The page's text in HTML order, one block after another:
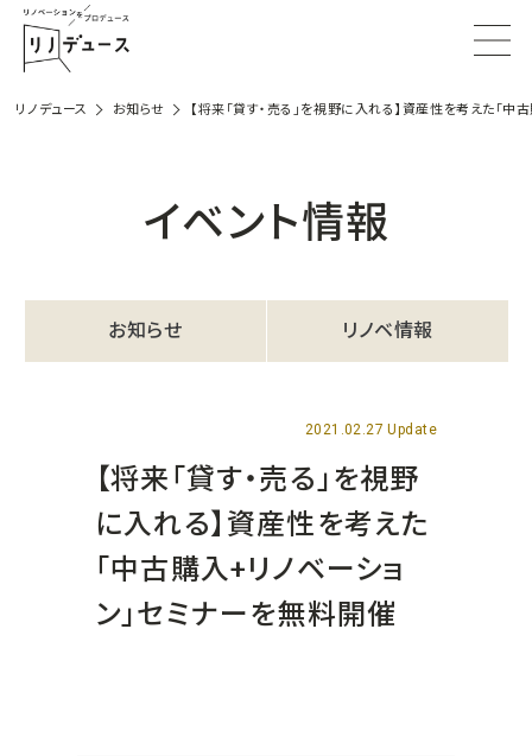
リノデュース お知らせ 【将来「貸す・売る」を視野に入れる】資産性を考えた「
イベント情報
お知らせ リノベ情報
2021.02.27 Update
【将来「貸す・売る」を視野
に入れる】資産性を考えた
「中古購入+リノベーショ
ン」セミナーを無料開催